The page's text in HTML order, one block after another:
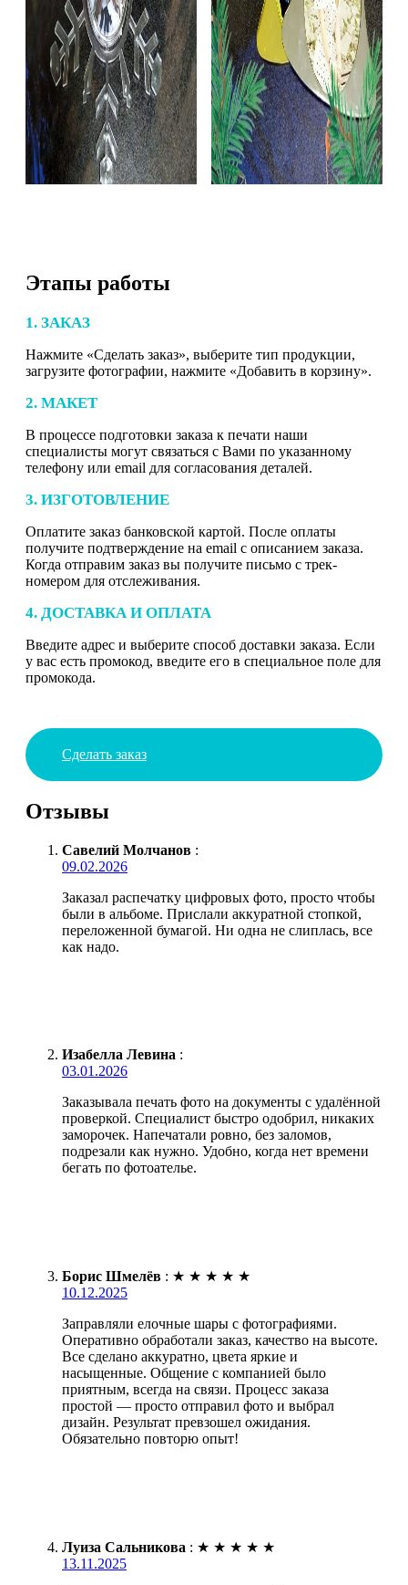
Этапы работы
1. ЗАКАЗ
Нажмите «Сделать заказ», выберите тип продукции,
загрузите фотографии, нажмите «Добавить в корзину».
2. МАКЕТ
В процессе подготовки заказа к печати наши
специалисты могут связаться с Вами по указанному
телефону или email для согласования деталей.
3. ИЗГОТОВЛЕНИЕ
Оплатите заказ банковской картой. После оплаты
получите подтверждение на email с описанием заказа.
Когда отправим заказ вы получите письмо с трек-
номером для отслеживания.
4. ДОСТАВКА И ОПЛАТА
Введите адрес и выберите способ доставки заказа. Если
у вас есть промокод, введите его в специальное поле для
промокода.
Сделать заказ
Отзывы
Савелий Молчанов :
09.02.2026
Заказал распечатку цифровых фото, просто чтобы
были в альбоме. Прислали аккуратной стопкой,
переложенной бумагой. Ни одна не слиплась, все
как надо.
Изабелла Левина :
03.01.2026
Заказывала печать фото на документы с удалённой
проверкой. Специалист быстро одобрил, никаких
заморочек. Напечатали ровно, без заломов,
подрезали как нужно. Удобно, когда нет времени
бегать по фотоателье.
Борис Шмелёв : ★ ★ ★ ★ ★
10.12.2025
Заправляли елочные шары с фотографиями.
Оперативно обработали заказ, качество на высоте.
Все сделано аккуратно, цвета яркие и
насыщенные. Общение с компанией было
приятным, всегда на связи. Процесс заказа
простой — просто отправил фото и выбрал
дизайн. Результат превзошел ожидания.
Обязательно повторю опыт!
Луиза Сальникова : ★ ★ ★ ★ ★
13.11.2025